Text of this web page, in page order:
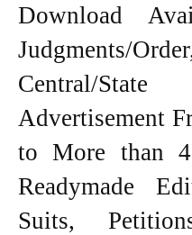
Download
Judgments/
Central/
Advertisement
to More than
Readymade
Suits,